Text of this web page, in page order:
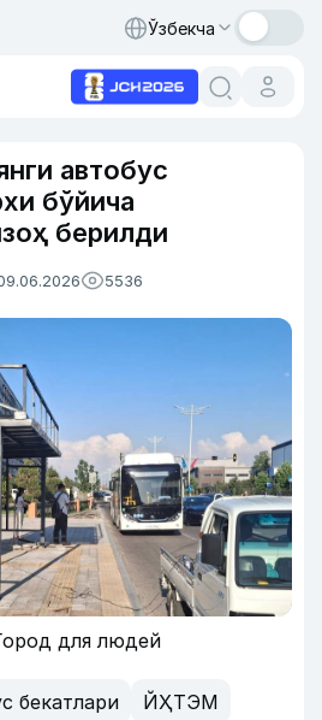
Ўзбекча
автобус
бўйича
берилди
5536
для людей
бекатлари
ЙҲТЭМ